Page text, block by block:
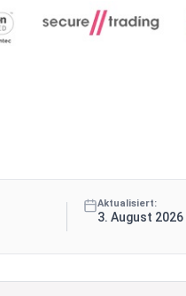
Aktualisiert:
3. August 2026